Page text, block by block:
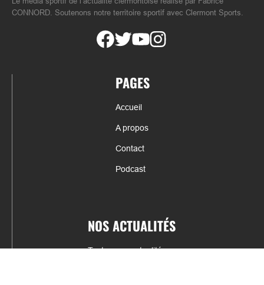
CONNORD. Soutenons notre territoire sportif avec Clermont Sports.
PAGES
Accueil
A propos
Contact
Podcast
NOS ACTUALITÉS
Toutes nos actualités